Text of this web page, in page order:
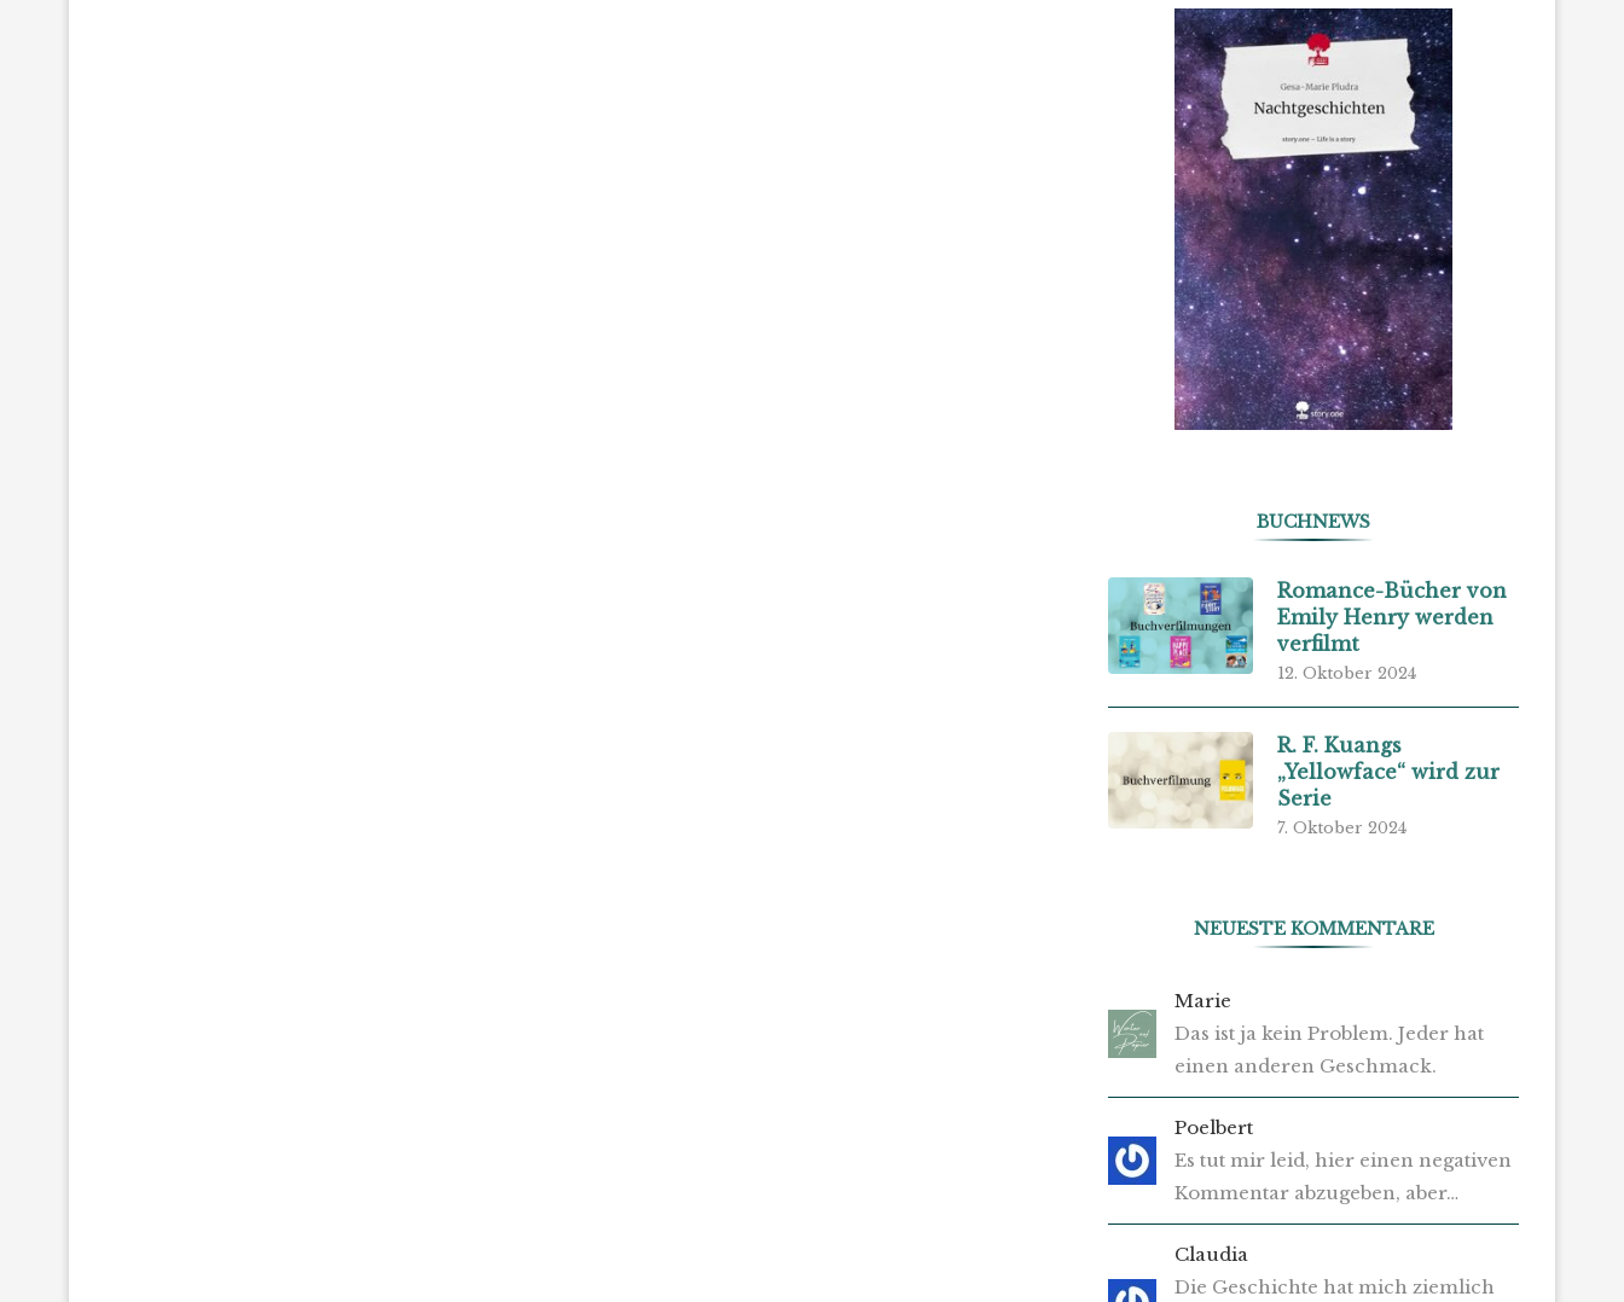
BUCHNEWS
Romance-Bücher von
Emily Henry werden
verfilmt
12. Oktober 2024
R. F. Kuangs
„Yellowface“ wird zur
Serie
7. Oktober 2024
NEUESTE KOMMENTARE
Marie
Das ist ja kein Problem. Jeder hat
einen anderen Geschmack.
Poelbert
Es tut mir leid, hier einen negativen
Kommentar abzugeben, aber…
Claudia
Die Geschichte hat mich ziemlich